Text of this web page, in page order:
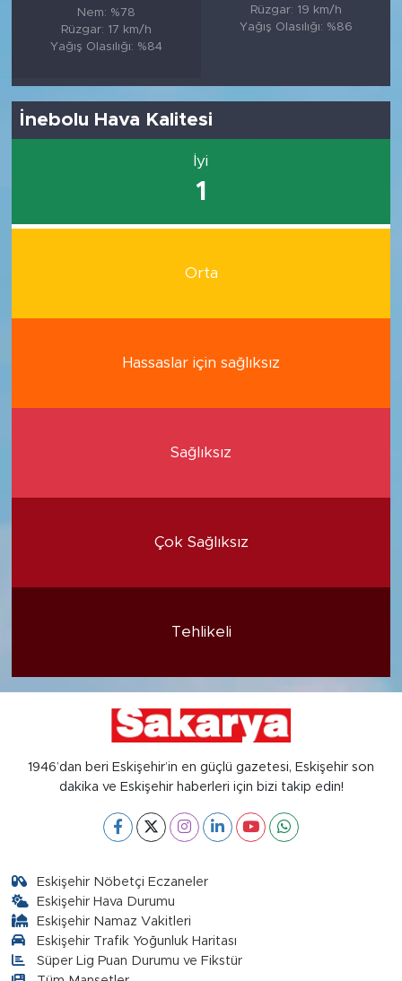
Nem: %78
Rüzgar: 17 km/h
Yağış Olasılığı: %84
Rüzgar: 19 km/h
Yağış Olasılığı: %86
İnebolu Hava Kalitesi
İyi
1
Orta
Hassaslar için sağlıksız
Sağlıksız
Çok Sağlıksız
Tehlikeli
1946’dan beri Eskişehir’in en güçlü gazetesi, Eskişehir son
dakika ve Eskişehir haberleri için bizi takip edin!
Eskişehir Nöbetçi Eczaneler
Eskişehir Hava Durumu
Eskişehir Namaz Vakitleri
Eskişehir Trafik Yoğunluk Haritası
Süper Lig Puan Durumu ve Fikstür